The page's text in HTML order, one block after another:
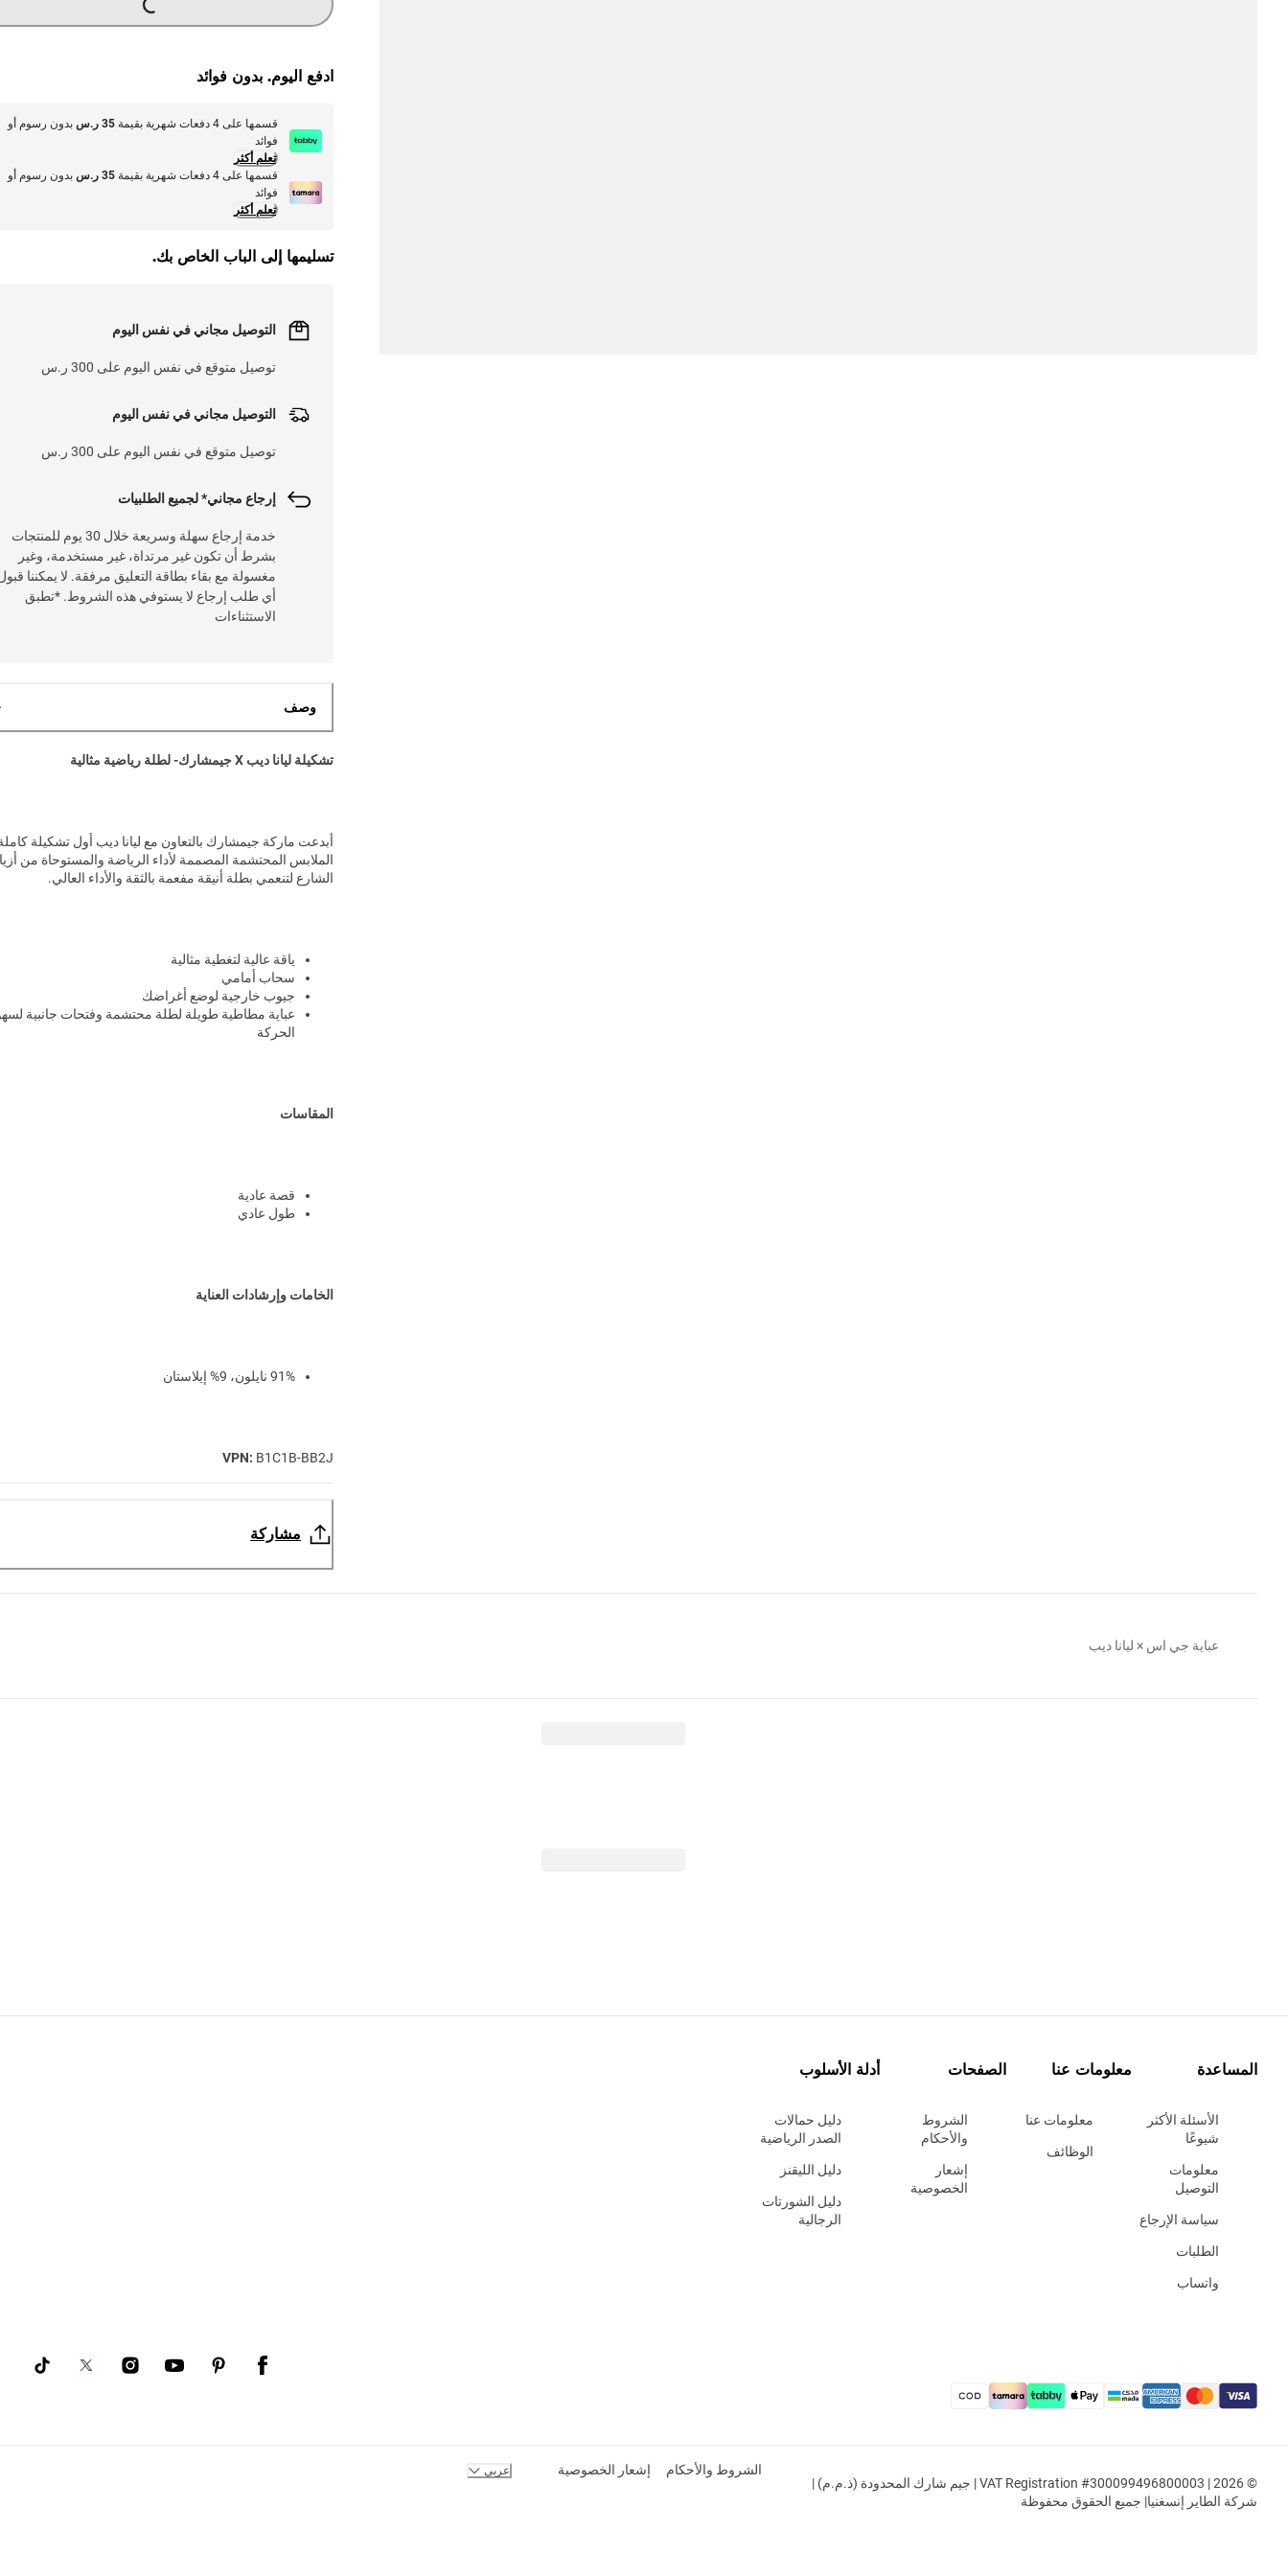
ادفع اليوم. بدون فوائد
قسمها على 4 دفعات شهرية بقيمة 35 ر.س
بدون رسوم أو
فوائد
تعلم أكثر
قسمها على 4 دفعات شهرية بقيمة
35 ر.س
بدون رسوم أو
فوائد
تعلم أكثر
تسليمها إلى الباب الخاص بك.
التوصيل مجاني في نفس اليوم
توصيل متوقع في نفس اليوم على 300 ر.س
التوصيل مجاني في نفس اليوم
توصيل متوقع في نفس اليوم على 300 ر.س
إرجاع مجاني* لجميع الطلبيات
خدمة إرجاع سهلة وسريعة خلال 30 يوم للمنتجات
بشرط أن تكون غير مرتداة، غير مستخدمة، وغير
مغسولة مع بقاء بطاقة التعليق مرفقة. لا يمكننا
أي طلب إرجاع لا يستوفي هذه الشروط. *تطبق
الاستثناءات
وصف
تشكيلة ليانا ديب X جيمشارك- لطلة رياضية مثالية
أبدعت ماركة جيمشارك بالتعاون مع ليانا ديب أول تشكيلة
الملابس المحتشمة المصممة لأداء الرياضة والمستوحاة من
الشارع لتنعمي بطلة أنيقة مفعمة بالثقة والأداء العالي.
ياقة عالية لتغطية مثالية
سحاب أمامي
جيوب خارجية لوضع أغراضك
عباية مطاطية طويلة لطلة محتشمة وفتحات جانبية
الحركة
المقاسات
قصة عادية
طول عادي
الخامات وإرشادات العناية
91% نايلون، 9% إيلاستان
VPN: B1C1B-BB2J
مشاركة
عباية جي اس × ليانا ديب
المساعدة
الأسئلة الأكثر
شيوعًا
معلومات
التوصيل
سياسة الإرجاع
الطلبات
واتساب
معلومات عنا
معلومات عنا
الوظائف
الصفحات
الشروط
والأحكام
إشعار
الخصوصية
أدلة الأسلوب
دليل حمالات
الصدر الرياضية
دليل الليقنز
دليل الشورتات
الرجالية
© 2026 | VAT Registration #300099496800003 | جيم شارك المحدودة (ذ.م.م) |
شركة الطاير إنسغنيا| جميع الحقوق محفوظة
الشروط والأحكام إشعار الخصوصية عربي